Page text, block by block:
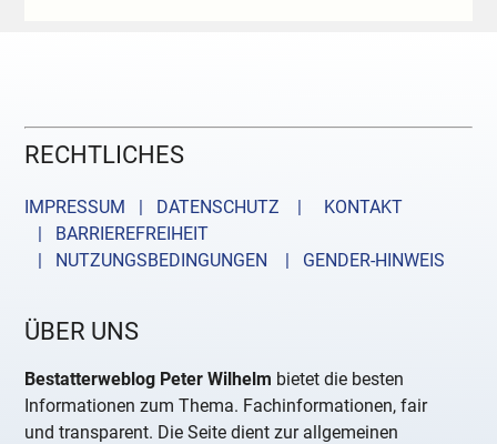
RECHTLICHES
IMPRESSUM | DATENSCHUTZ |
KONTAKT
| BARRIEREFREIHEIT
| NUTZUNGSBEDINGUNGEN
| GENDER-HINWEIS
ÜBER UNS
Bestatterweblog Peter Wilhelm bietet die besten
Informationen zum Thema. Fachinformationen, fair
und transparent. Die Seite dient zur allgemeinen